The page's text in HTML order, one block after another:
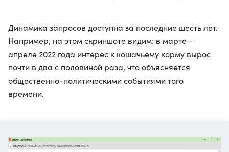
Динамика запросов доступна за последние шесть лет.
Например, на этом скриншоте видим: в марте—
апреле 2022 года интерес к кошачьему корму вырос
почти в два с половиной раза, что объясняется
общественно-политическими событиями того
времени.